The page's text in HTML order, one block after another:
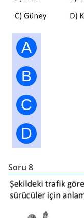
A
B
C
D
Soru 8